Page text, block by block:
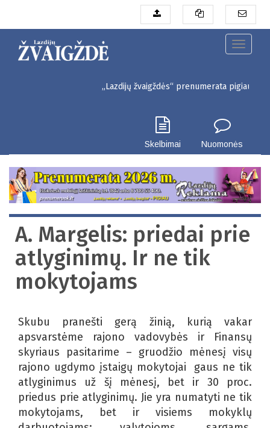
pagrindinį
Toggle
„Lazdijų žvaigždės“ prenumerata pigiau.
Skelbimai Nuomonės
A. Margelis: priedai prie
atlyginimų. Ir ne tik
mokytojams
Skubu pranešti gerą žinią, kurią vakar
apsvarstėme rajono vadovybės ir Finansų
skyriaus pasitarime – gruodžio mėnesį visų
rajono ugdymo įstaigų mokytojai gaus ne tik
atlyginimus už šį mėnesį, bet ir 30 proc.
priedus prie atlyginimų. Jie yra numatyti ne tik
mokytojams, bet ir visiems mokyklų